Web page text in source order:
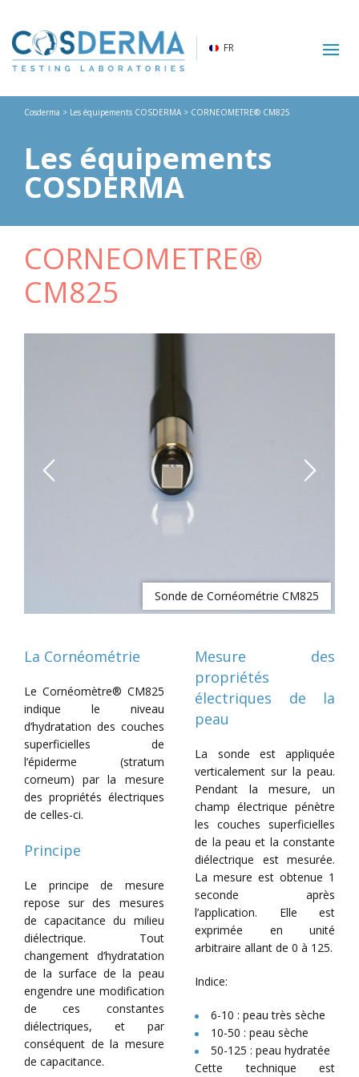
FR
Cosderma > Les équipements COSDERMA > CORNEOMETRE® CM825
Les équipements
COSDERMA
CORNEOMETRE®
CM825
Sonde de Cornéométrie CM825
La Cornéométrie
Le Cornéomètre® CM825
indique le niveau
d’hydratation des couches
superficielles de
l’épiderme (stratum
corneum) par la mesure
des propriétés électriques
de celles-ci.
Principe
Le principe de mesure
repose sur des mesures
de capacitance du milieu
diélectrique. Tout
changement d’hydratation
de la surface de la peau
engendre une modification
de ces constantes
diélectriques, et par
conséquent de la mesure
de capacitance.
Mesure des
propriétés
électriques de la
peau
La sonde est appliquée
verticalement sur la peau.
Pendant la mesure, un
champ électrique pénètre
les couches superficielles
de la peau et la constante
diélectrique est mesurée.
La mesure est obtenue 1
seconde après
l’application. Elle est
exprimée en unité
arbitraire allant de 0 à 125.
Indice:
6-10 : peau très sèche
10-50 : peau sèche
50-125 : peau hydratée
Cette technique est